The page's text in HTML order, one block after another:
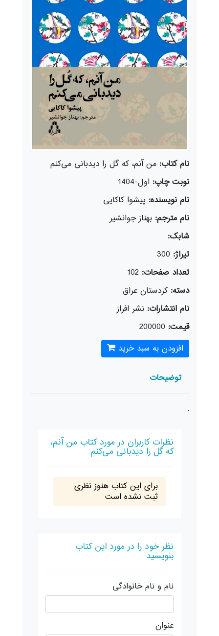
نام کتاب: من آنم، که گل را دیدبانی می‌کنم
نوبت چاپ: اول-1404
نام نویسنده: پیشوا کاکایی
نام مترجم: بهناز جوانشیر
شابک:
تیراژ: 300
تعداد صفحات: 102
دسته: كردستان عراق
نام انتشارات: نشر افراز
قیمت: 200000
افزودن به سبد خرید
توضیحات
.
نظرات کاربران در مورد کتاب من آنم،
که گل را دیدبانی می‌کنم
برای این کتاب هنوز نظری
ثبت نشده است
نظر خود را در مورد این کتاب
بنویسید
نام و نام خانوادگی
عنوان